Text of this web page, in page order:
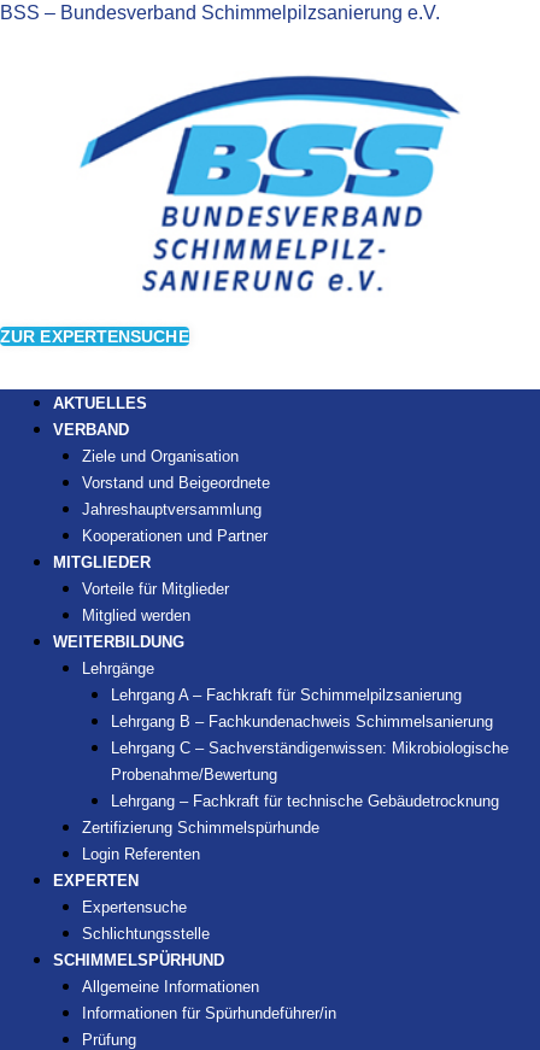
BSS – Bundesverband Schimmelpilzsanierung e.V.
ZUR EXPERTENSUCHE
AKTUELLES
VERBAND
Ziele und Organisation
Vorstand und Beigeordnete
Jahreshauptversammlung
Kooperationen und Partner
MITGLIEDER
Vorteile für Mitglieder
Mitglied werden
WEITERBILDUNG
Lehrgänge
Lehrgang A – Fachkraft für Schimmelpilzsanierung
Lehrgang B – Fachkundenachweis Schimmelsanierung
Lehrgang C – Sachverständigenwissen: Mikrobiologische
Probenahme/Bewertung
Lehrgang – Fachkraft für technische Gebäudetrocknung
Zertifizierung Schimmelspürhunde
Login Referenten
EXPERTEN
Expertensuche
Schlichtungsstelle
SCHIMMELSPÜRHUND
Allgemeine Informationen
Informationen für Spürhundeführer/in
Prüfung